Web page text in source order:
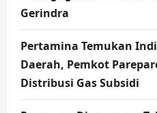
Gerindra
Pertamina Temukan
Daerah, Pemkot
Distribusi Gas Subsidi